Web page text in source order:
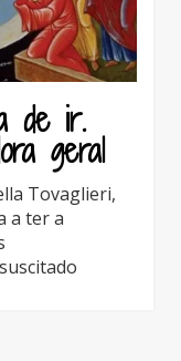
de ir.
geral
Tovaglieri,
a ter a